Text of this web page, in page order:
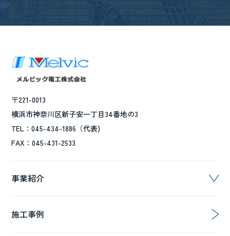
〒221-0013
横浜市神奈川区新子安一丁目34番地の3
TEL：045-434-1886（代表)
FAX：045-431-2533
事業紹介
施工事例